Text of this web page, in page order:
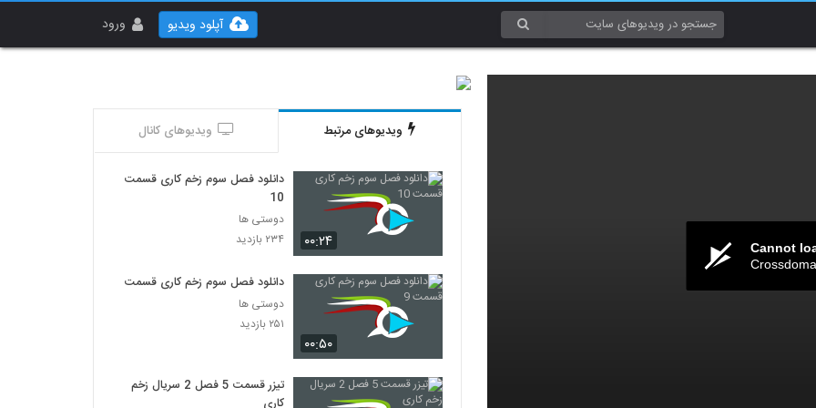
ورود آپلود ویدیو
Cannot
ویدیوهای مرتبط ویدیوهای کانال
۰۰:۲۴
دانلود فصل سوم زخم کاری قسمت
10
دوستی ها
۲۳۴ بازدید
۰۰:۵۰
دانلود فصل سوم زخم کاری قسمت 9
دوستی ها
۲۵۱ بازدید
تیزر قسمت 5 فصل 2 سریال زخم
کاری